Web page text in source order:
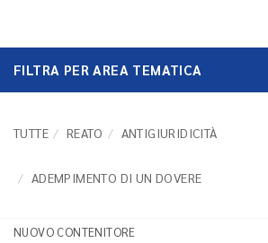
FILTRA PER AREA TEMATICA
TUTTE REATO ANTIGIURIDICITÀ
ADEMPIMENTO DI UN DOVERE
NUOVO CONTENITORE